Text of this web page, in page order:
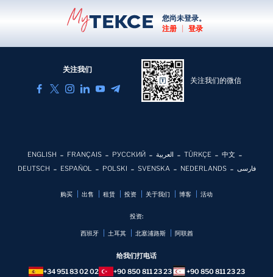
您尚未登录。
注册 | 登录
关注我们
关注我们的微信
ENGLISH FRANÇAIS РУССКИЙ العربية TÜRKÇE
中文
DEUTSCH
ESPAÑOL POLSKI SVENSKA NEDERLANDS فارسی
购买 出售 租赁 投资 关于我们 博客 活动
投资:
西班牙 土耳其 北塞浦路斯 阿联酋
给我们打电话
+34 951 83 02 02
+90 850 811 23 23 +90 850 811 23 23